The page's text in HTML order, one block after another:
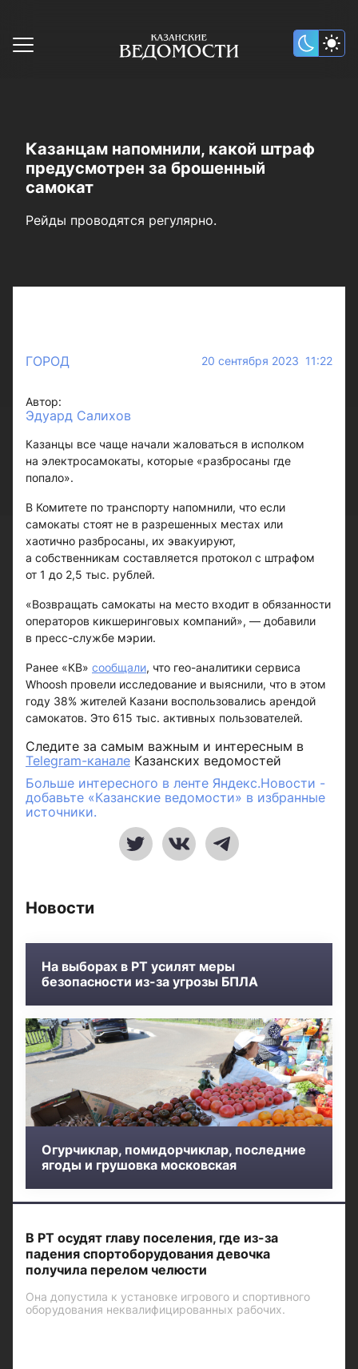
Казанцам напомнили, какой штраф
предусмотрен за брошенный
самокат
Рейды проводятся регулярно.
ГОРОД 20 сентября 2023 11:22
Автор:
Эдуард Салихов
Казанцы все чаще начали жаловаться в исполком
на электросамокаты, которые «разбросаны где
попало».
В Комитете по транспорту напомнили, что если
самокаты стоят не в разрешенных местах или
хаотично разбросаны, их эвакуируют,
а собственникам составляется протокол с штрафом
от 1 до 2,5 тыс. рублей.
«Возвращать самокаты на место входит в обязанности
операторов кикшеринговых компаний», — добавили
в пресс-службе мэрии.
Ранее «КВ» сообщали, что гео-аналитики сервиса
Whoosh провели исследование и выяснили, что в этом
году 38% жителей Казани воспользовались арендой
самокатов. Это 615 тыс. активных пользователей.
Следите за самым важным и интересным в
Telegram-канале Казанских ведомостей
Больше интересного в ленте Яндекс.Новости -
добавьте «Казанские ведомости» в избранные
источники.
Новости
На выборах в РТ усилят меры
безопасности из-за угрозы БПЛА
Огурчиклар, помидорчиклар, последние
ягоды и грушовка московская
В РТ осудят главу поселения, где из-за
падения спортоборудования девочка
получила перелом челюсти
Она допустила к установке игрового и спортивного
оборудования неквалифицированных рабочих.